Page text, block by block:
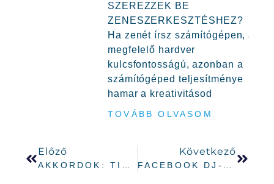
SZEREZZEK BE
ZENESZERKESZTÉSHEZ?
Ha zenét írsz számítógépen, a
megfelelő hardver
kulcsfontosságú, azonban a
számítógéped teljesítménye
hamar a kreativitásod
TOVÁBB OLVASOM
Előző
AKKORDOK: TIPPEK ÉS TRÜKKÖK ELEKTRONIKUS ZENÉKHEZ
Következő
FACEBOOK DJ-KÉNT MIT TEGYEK KI? TIPPEK ÉS TRÜKKÖK.